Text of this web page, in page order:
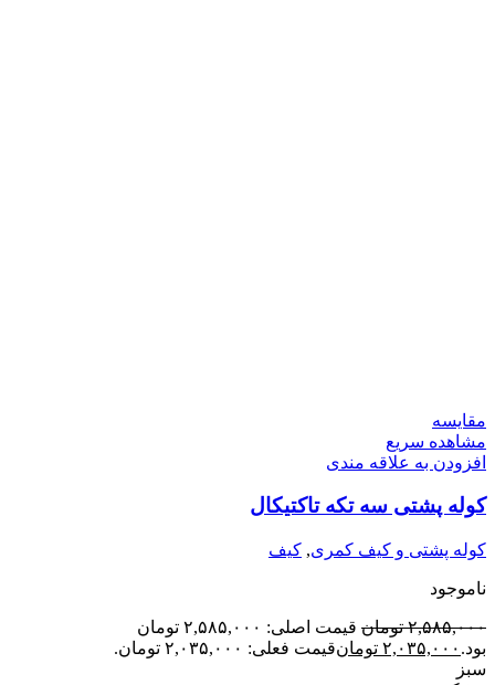
مقایسه
مشاهده سریع
افزودن به علاقه مندی
کوله پشتی سه تکه تاکتیکال
کوله پشتی و کیف کمری, کیف
ناموجود
۲,۵۸۵,۰۰۰ تومان
قیمت اصلی: ۲,۵۸۵,۰۰۰ تومان
بود. ۲,۰۳۵,۰۰۰ تومانقیمت فعلی: ۲,۰۳۵,۰۰۰ تومان.
سبز